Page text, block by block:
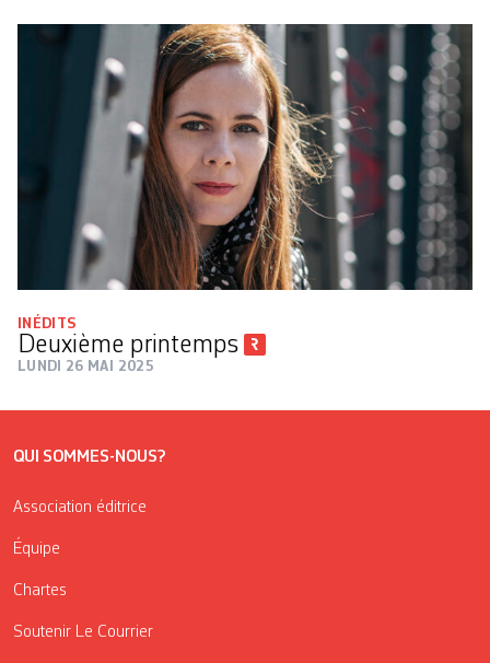
INÉDITS
Deuxième printemps
LUNDI 26 MAI 2025
QUI SOMMES-NOUS?
Association éditrice
Équipe
Chartes
Soutenir Le Courrier